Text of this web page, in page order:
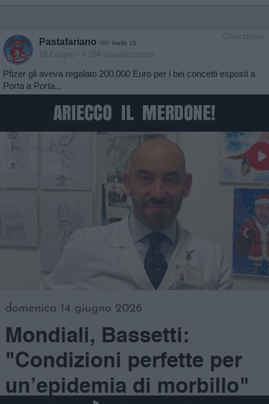
Chiacchiera
Pastafariano livello 10
16 Giugno - 4.104 visualizzazioni
Pfizer gli aveva regalato 200.000 Euro per i bei concetti esposti a
Porta a Porta...